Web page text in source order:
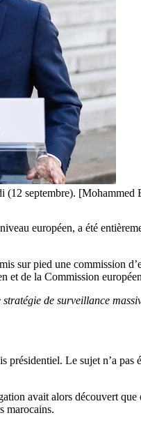
(12 septembre).
européen, a été
sur pied une commission
et de la Commission
de surveillance
présidentiel. Le sujet n’a
avait alors découvert que
marocains.